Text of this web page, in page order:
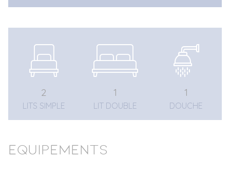
2
LITS SIMPLE
1
LIT DOUBLE
1
DOUCHE
Equipements